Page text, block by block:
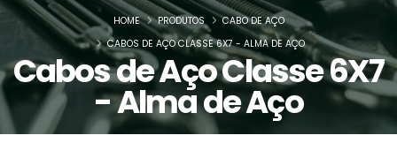
Cabos de Aço Classe 6X7
- Alma de Aço
HOME PRODUTOS
CABO DE AÇO
CABOS DE AÇO CLASSE 6X7 - ALMA DE AÇO